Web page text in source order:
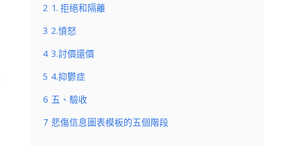
2 1. 拒絕和隔離
3 2.憤怒
4 3.討價還價
5 4.抑鬱症
6 五、驗收
7 悲傷信息圖表模板的五個階段